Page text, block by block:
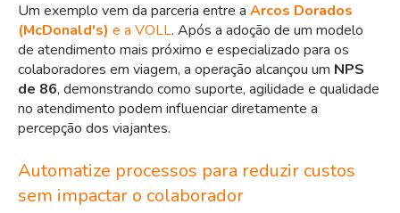
Um exemplo vem da parceria entre a Arcos Dorados
(McDonald's) e a VOLL. Após a adoção de um modelo
de atendimento mais próximo e especializado para os
colaboradores em viagem, a operação alcançou um NPS
de 86, demonstrando como suporte, agilidade e qualidade
no atendimento podem influenciar diretamente a
percepção dos viajantes.
Automatize processos para reduzir custos
sem impactar o colaborador